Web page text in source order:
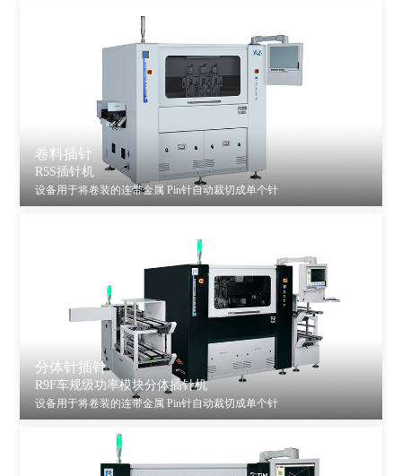
卷料插针
R5S插针机
设备用于将卷装的连带金属 Pin针自动裁切成单个针
分体针插针
R9F车规级功率模块分体插针机
设备用于将卷装的连带金属 Pin针自动裁切成单个针